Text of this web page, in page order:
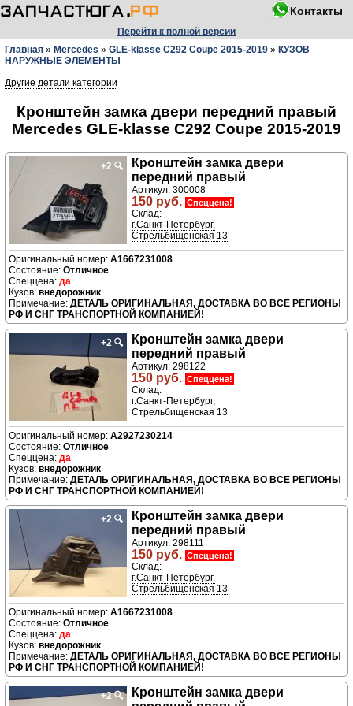
Контакты
Перейти к полной версии
Главная » Mercedes » GLE-klasse C292 Coupe 2015-2019 » КУЗОВ
НАРУЖНЫЕ ЭЛЕМЕНТЫ
Другие детали категории
Кронштейн замка двери передний правый
Mercedes GLE-klasse C292 Coupe 2015-2019
+2 🔍
Кронштейн замка двери
передний правый
Артикул: 300008
150 руб. Спеццена!
Склад:
г.Санкт-Петербург,
Стрельбищенская 13
A1667231008
Отличное
да
внедорожник
ДЕТАЛЬ ОРИГИНАЛЬНАЯ, ДОСТАВКА ВО ВСЕ РЕГИОНЫ
РФ И СНГ ТРАНСПОРТНОЙ КОМПАНИЕЙ!
+2 🔍
Кронштейн замка двери
передний правый
Артикул: 298122
150 руб. Спеццена!
Склад:
г.Санкт-Петербург,
Стрельбищенская 13
A2927230214
Отличное
да
внедорожник
ДЕТАЛЬ ОРИГИНАЛЬНАЯ, ДОСТАВКА ВО ВСЕ РЕГИОНЫ
РФ И СНГ ТРАНСПОРТНОЙ КОМПАНИЕЙ!
+2 🔍
Кронштейн замка двери
передний правый
Артикул: 298111
150 руб. Спеццена!
Склад:
г.Санкт-Петербург,
Стрельбищенская 13
A1667231008
Отличное
да
внедорожник
ДЕТАЛЬ ОРИГИНАЛЬНАЯ, ДОСТАВКА ВО ВСЕ РЕГИОНЫ
РФ И СНГ ТРАНСПОРТНОЙ КОМПАНИЕЙ!
+2🔍
Кронштейн замка двери